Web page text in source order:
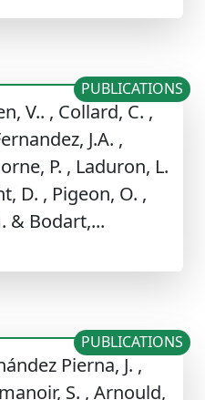
V.. , Collard, C. ,
J.A. ,
P. , Laduron, L.
D. , Pigeon, O. ,
& Bodart,...
PUBLICATIONS
Pierna, J. ,
S. , Arnould,
PUBLICATIONS